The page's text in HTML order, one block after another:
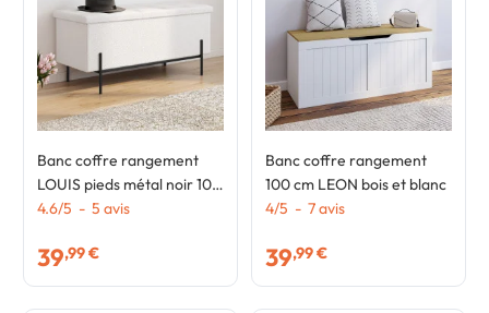
Banc coffre rangement
LOUIS pieds métal noir 100
cm tissu bouclette blanc
4.6/5 - 5 avis
39,99 €
Banc coffre rangement
100 cm LEON bois et blanc
4/5 - 7avis
39,99 €